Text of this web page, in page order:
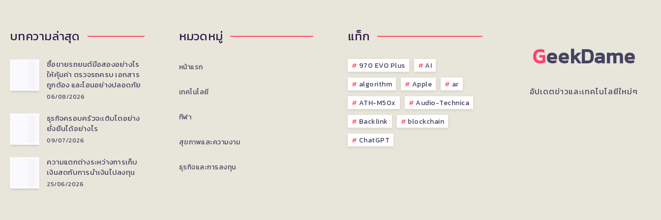
บทความล่าสุด
ซื้อขายรถยนต์มือสองอย่างไร
ให้คุ้มค่า ตรวจรถครบ เอกสาร
ถูกต้อง และโอนอย่างปลอดภัย
06/08/2026
ธุรกิจครอบครัวจะเติบโตอย่าง
ยั่งยืนได้อย่างไร
09/07/2026
ความแตกต่างระหว่างการเก็บ
เงินสดกับการนำเงินไปลงทุน
25/06/2026
หมวดหมู่
หน้าแรก
เทคโนโลยี
กีฬา
สุขภาพและความงาม
ธุรกิจและการลงทุน
แท็ก
970 EVO Plus
AI
algorithm
Apple
ar
ATH-M50x
Audio-Technica
Backlink
blockchain
ChatGPT
GeekDame
อัปเดตข่าวและเทคโนโลยีใหม่ๆ